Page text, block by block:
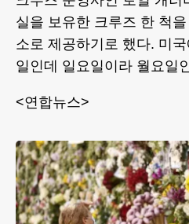
실을 보유한 크루즈 한 척
소로 제공하기로 했다. 미
일인데 일요일이라 월요일
<연합뉴스>